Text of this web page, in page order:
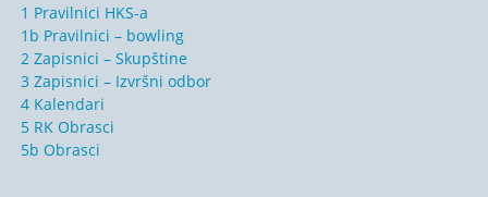
1 Pravilnici HKS-a
1b Pravilnici – bowling
2 Zapisnici – Skupštine
3 Zapisnici – Izvršni odbor
4 Kalendari
5 RK Obrasci
5b Obrasci